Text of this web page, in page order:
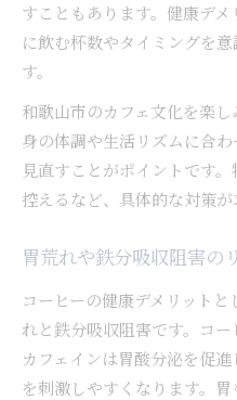
すこともあります。健康デ
に飲む杯数やタイミングを
す。
和歌山市のカフェ文化を楽
身の体調や生活リズムに合
見直すことがポイントです
控えるなど、具体的な対策が
胃荒れや鉄分吸収阻害の
コーヒーの健康デメリット
れと鉄分吸収阻害です。コ
カフェインは胃酸分泌を促
を刺激しやすくなります。